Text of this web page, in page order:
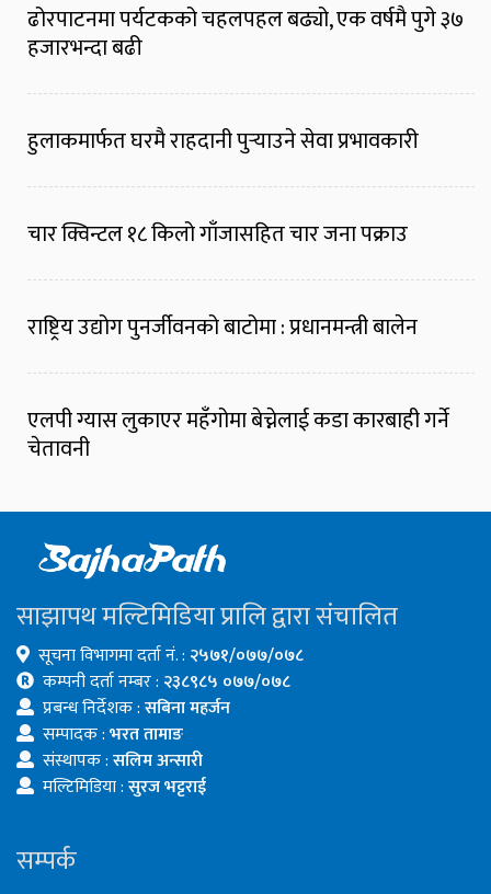
ढोरपाटनमा पर्यटकको चहलपहल बढ्यो, एक वर्षमै पुगे ३७
हजारभन्दा बढी
हुलाकमार्फत घरमै राहदानी पुर्‍याउने सेवा प्रभावकारी
चार क्विन्टल १८ किलो गाँजासहित चार जना पक्राउ
राष्ट्रिय उद्योग पुनर्जीवनको बाटोमा : प्रधानमन्त्री बालेन
एलपी ग्यास लुकाएर महँगोमा बेच्नेलाई कडा कारबाही गर्ने
चेतावनी
साझापथ मल्टिमिडिया प्रालि द्वारा संचालित
सूचना विभागमा दर्ता नं. : २५७१/०७७/०७८
कम्पनी दर्ता नम्बर : २३८९८५ ०७७/०७८
प्रबन्ध निर्देशक :सबिना महर्जन
सम्पादक :भरत तामाङ
संस्थापक :सलिम अन्सारी
मल्टिमिडिया :सुरज भट्टराई
सम्पर्क